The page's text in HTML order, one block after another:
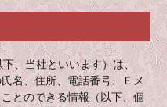
下、当社といいます）は、
名、住所、電話番号、Ｅメ
とのできる情報（以下、個